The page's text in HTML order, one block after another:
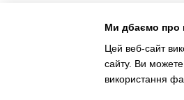
Ми дбаємо про
Цей веб-сайт
сайту. Ви
використання